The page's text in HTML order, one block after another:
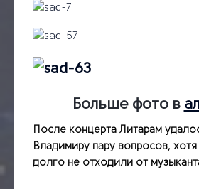
Больше фото в
После концерта Литарам
Владимиру пару вопросов,
долго не отходили от